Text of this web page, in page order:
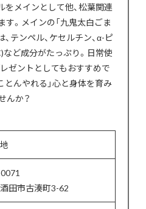
をメインとして他、松葉関連
す。メインの「九鬼太白ごま
テンペル、ケセルチン、α-ピ
など成分がたっぷり。日常使
ゼントとしてもおすすめで
とんやれる」心と身体を育み
んか？
0071
田市古湊町3-62